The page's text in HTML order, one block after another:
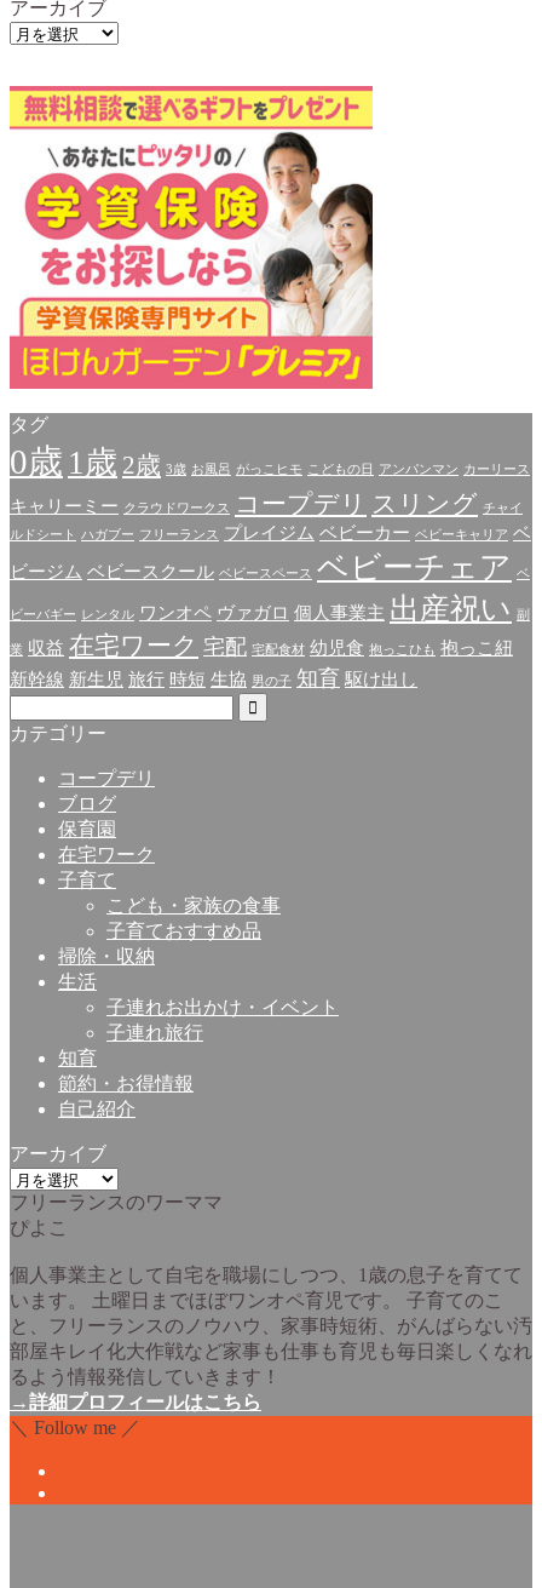
アーカイブ
ア
カ
イ
ブ
タグ
0歳 1歳 2歳 3歳 お風呂 がっこヒモ こどもの日 アンパンマン カーリース
キャリーミー クラウドワークス コープデリ スリング チャイ
ルドシート
ハガブー フリーランス プレイジム ベビーカー ベビーキャリア ベ
ビージム ベビースクール ベビースペース ベビーチェア ベ
ビーバギー レンタル ワンオペ ヴァガロ 個人事業主 出産祝い 副
業 収益 在宅ワーク 宅配 宅配食材 幼児食 抱っこひも 抱っこ紐
新幹線 新生児 旅行 時短 生協 男の子 知育 駆け出し
カテゴリー
コープデリ
ブログ
保育園
在宅ワーク
子育て
こども・家族の食事
子育ておすすめ品
掃除・収納
生活
子連れお出かけ・イベント
子連れ旅行
知育
節約・お得情報
自己紹介
アーカイブ
ア
ー
カ
ブ
フリーランスのワーママ
ぴよこ
個人事業主として自宅を職場にしつつ、1歳の息子を育てて
います。 土曜日までほぼワンオペ育児です。 子育てのこ
と、フリーランスのノウハウ、家事時短術、がんばらない汚
部屋キレイ化大作戦など家事も仕事も育児も毎日楽しくなれ
るよう情報発信していきます！
→詳細プロフィールはこちら
＼ Follow me ／